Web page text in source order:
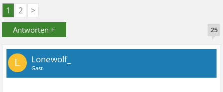
1
2 >
Antworten + 25
L Lonewolf_
Gast